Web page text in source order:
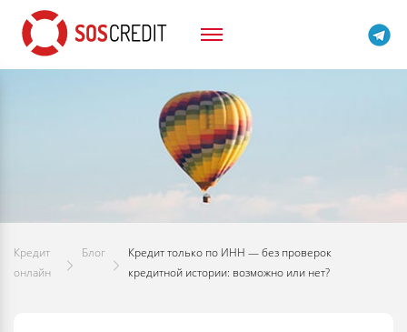
Кредит
онлайн
Блог
Кредит только по ИНН — без проверок
кредитной истории: возможно или нет?